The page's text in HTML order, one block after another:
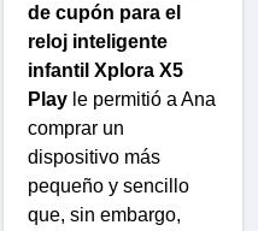
de cupón para el
reloj inteligente
infantil Xplora X5
Play le permitió a Ana
comprar un
dispositivo más
pequeño y sencillo
que, sin embargo,